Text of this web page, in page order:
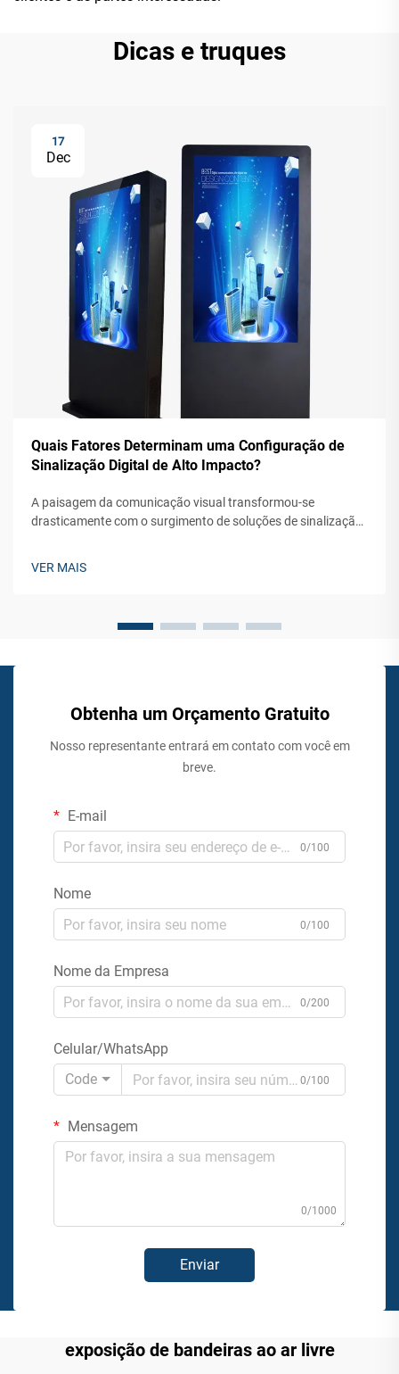
Dicas e truques
17
Dec
Quais Fatores Determinam uma Configuração de
Sinalização Digital de Alto Impacto?
A paisagem da comunicação visual transformou-se
drasticamente com o surgimento de soluções de sinalização
VER MAIS
Obtenha um Orçamento Gratuito
Nosso representante entrará em contato com você em
breve.
E-mail
0/100
Nome
0/100
Nome da Empresa
0/200
Celular/WhatsApp
Code
0/100
Mensagem
0/1000
Enviar
exposição de bandeiras ao ar livre